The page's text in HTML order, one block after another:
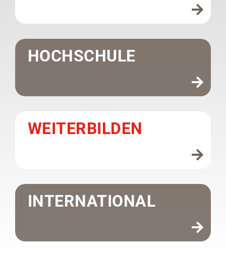
HOCHSCHULE
WEITERBILDEN
INTERNATIONAL